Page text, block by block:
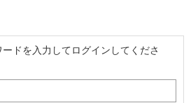
ドを入力してログインしてくださ